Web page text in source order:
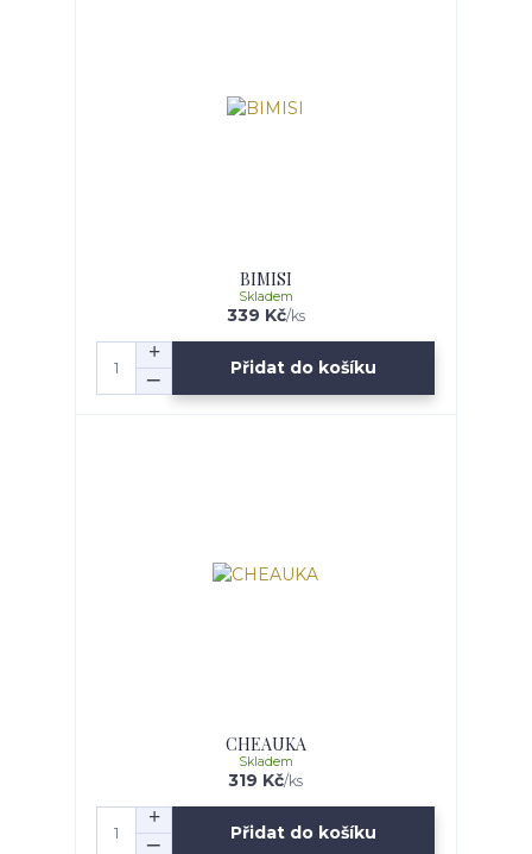
BIMISI
339 Kč/ks
Skladem
Přidat do košíku
CHEAUKA
319 Kč/ks
Skladem
Přidat do košíku